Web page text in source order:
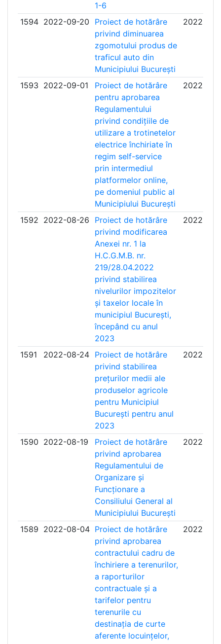
1-6
1594 2022-09-20
Proiect de hotărâre
privind diminuarea
zgomotului produs de
traficul auto din
Municipiului București
2022-10-
1593 2022-09-01
Proiect de hotărâre
pentru aprobarea
Regulamentului
privind condițiile de
utilizare a trotinetelor
electrice închiriate în
regim self-service
prin intermediul
platformelor online,
pe domeniul public al
Municipiului București
2022-09-
1592 2022-08-26
Proiect de hotărâre
privind modificarea
Anexei nr. 1 la
H.C.G.M.B. nr.
219/28.04.2022
privind stabilirea
nivelurilor impozitelor
și taxelor locale în
municipiul București,
începând cu anul
2023
2022-
1591 2022-08-24
Proiect de hotărâre
privind stabilirea
prețurilor medii ale
produselor agricole
pentru Municipiul
București pentru anul
2023
2022-09-
1590 2022-08-19
Proiect de hotărâre
privind aprobarea
Regulamentului de
Organizare și
Funcționare a
Consiliului General al
Municipiului București
2022-09-
1589 2022-08-04 Proiect de hotărâre
privind aprobarea
contractului cadru de
închiriere a terenurilor,
a raporturilor
contractuale și a
tarifelor pentru
terenurile cu
destinația de curte
aferente locuințelor,
2022-08-